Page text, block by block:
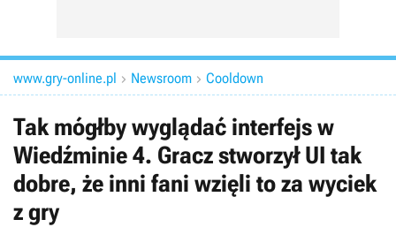
www.gry-online.pl  Newsroom  Cooldown
Tak mógłby wyglądać interfejs w
Wiedźminie 4. Gracz stworzył UI tak
dobre, że inni fani wzięli to za wyciek
z gry